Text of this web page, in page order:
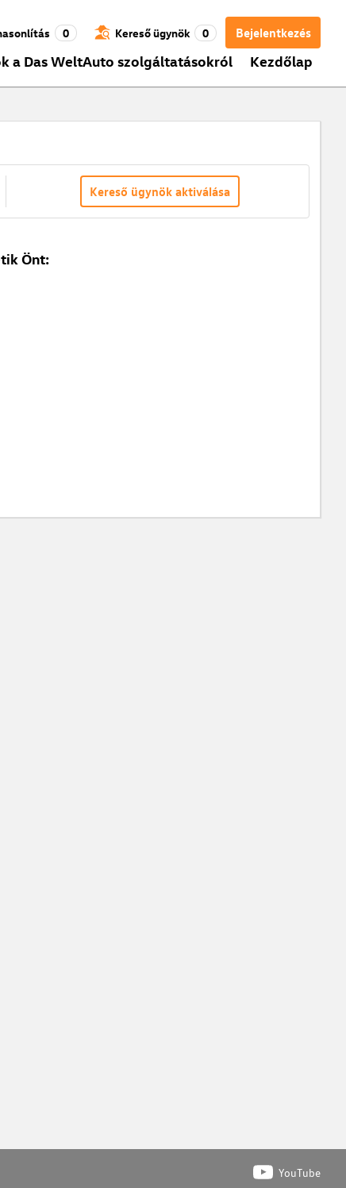
Bejelentkezés
0 Kereső ügynök 0
a Das WeltAuto szolgáltatásokról Kezdőlap
Kereső ügynök aktiválása
Önt:
YouTube